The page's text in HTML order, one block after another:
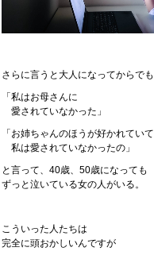
さらに言うと大人になってからでも
「私はお母さんに
愛されていなかった」
「お姉ちゃんのほうが好かれていて
私は愛されていなかったの」
と言って、40歳、50歳になっても
ずっと泣いている女の人がいる。
こういった人たちは
完全に頭おかしいんですが